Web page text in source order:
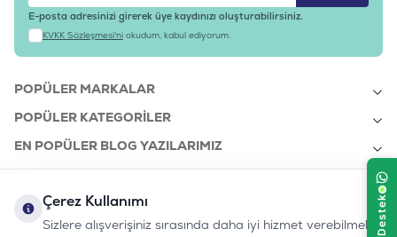
E-posta adresinizi girerek üye kaydınızı oluşturabilirsiniz.
KVKK Sözleşmesi'ni okudum, kabul ediyorum.
POPÜLER MARKALAR
POPÜLER KATEGORILER
EN POPÜLER BLOG YAZILARIMIZ
KURUMSAL
Çerez Kullanımı
Sizlere alışverişiniz sırasında daha iyi hizmet verebilmek